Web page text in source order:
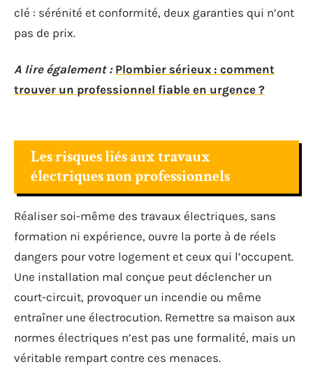
clé : sérénité et conformité, deux garanties qui n’ont
pas de prix.
A lire également : Plombier sérieux : comment
trouver un professionnel fiable en urgence ?
Les risques liés aux travaux
électriques non professionnels
Réaliser soi-même des travaux électriques, sans
formation ni expérience, ouvre la porte à de réels
dangers pour votre logement et ceux qui l’occupent.
Une installation mal conçue peut déclencher un
court-circuit, provoquer un incendie ou même
entraîner une électrocution. Remettre sa maison aux
normes électriques n’est pas une formalité, mais un
véritable rempart contre ces menaces.